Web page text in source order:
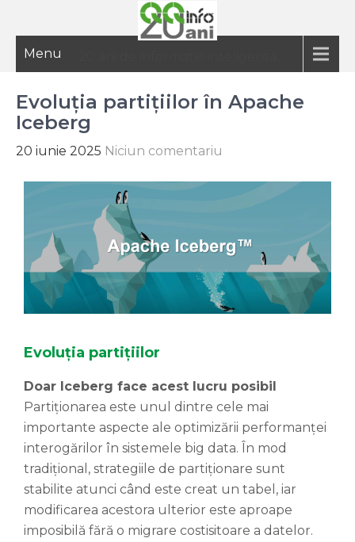
Menu
Evoluția partițiilor în Apache
Iceberg
20 iunie 2025 Niciun comentariu
Evoluția partițiilor
Doar Iceberg face acest lucru posibil
Partiționarea este unul dintre cele mai
importante aspecte ale optimizării performanței
interogărilor în sistemele big data. În mod
tradițional, strategiile de partiționare sunt
stabilite atunci când este creat un tabel, iar
modificarea acestora ulterior este aproape
imposibilă fără o migrare costisitoare a datelor.